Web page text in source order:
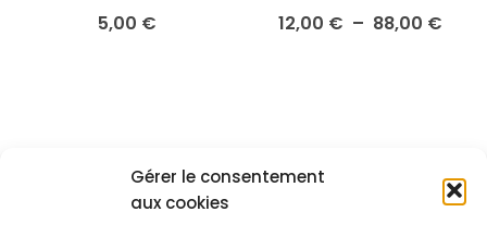
Gérer le consentement
aux cookies
5,00 € 12,00 € – 88,00 €